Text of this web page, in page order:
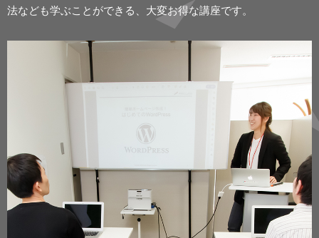
法なども学ぶことができる、大変お得な講座です。